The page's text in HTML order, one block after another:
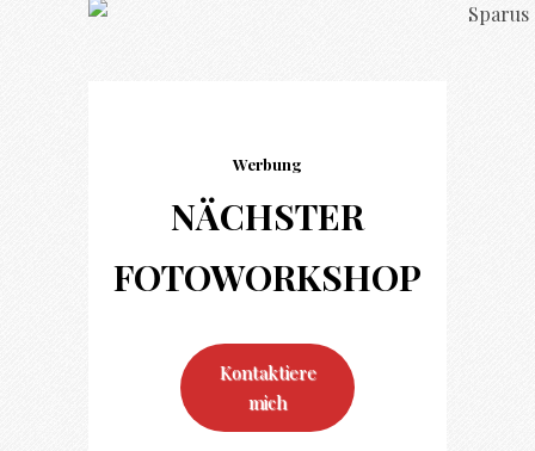
Werbung
NÄCHSTER
FOTOWORKSHOP
Kontaktiere
mich